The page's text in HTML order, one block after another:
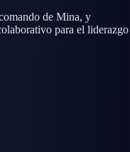
de Mina, y
para el liderazgo